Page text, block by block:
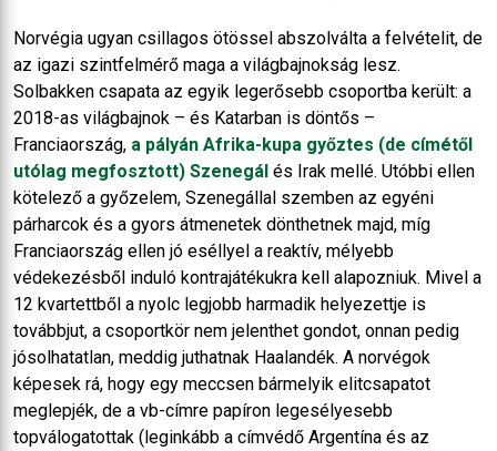
Norvégia ugyan csillagos ötössel abszolválta a felvételit, de
az igazi szintfelmérő maga a világbajnokság lesz.
Solbakken csapata az egyik legerősebb csoportba került: a
2018-as világbajnok – és Katarban is döntős –
Franciaország, a pályán Afrika-kupa győztes (de címétől
utólag megfosztott) Szenegál és Irak mellé. Utóbbi ellen
kötelező a győzelem, Szenegállal szemben az egyéni
párharcok és a gyors átmenetek dönthetnek majd, míg
Franciaország ellen jó eséllyel a reaktív, mélyebb
védekezésből induló kontrajátékukra kell alapozniuk. Mivel a
12 kvartettből a nyolc legjobb harmadik helyezettje is
továbbjut, a csoportkör nem jelenthet gondot, onnan pedig
jósolhatatlan, meddig juthatnak Haalandék. A norvégok
képesek rá, hogy egy meccsen bármelyik elitcsapatot
meglepjék, de a vb-címre papíron legesélyesebb
topválogatottak (leginkább a címvédő Argentína és az